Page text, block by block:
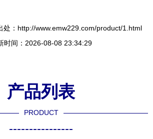
处：http://www.emw229.com/product/1.html
时间：2026-08-08 23:34:29
产品列表
PRODUCT
----------------